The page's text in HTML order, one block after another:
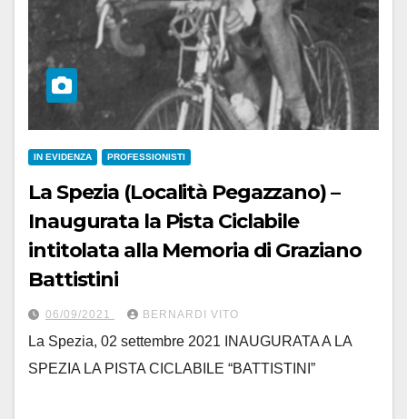
IN EVIDENZA PROFESSIONISTI
La Spezia (Località Pegazzano) –
Inaugurata la Pista Ciclabile
intitolata alla Memoria di Graziano
Battistini
06/09/2021 BERNARDI VITO
La Spezia, 02 settembre 2021 INAUGURATA A LA
SPEZIA LA PISTA CICLABILE “BATTISTINI”